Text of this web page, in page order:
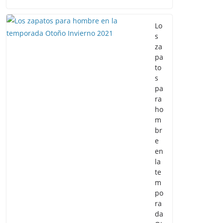
Lo
s
za
pa
to
s
pa
ra
ho
m
br
e
en
la
te
m
po
ra
da